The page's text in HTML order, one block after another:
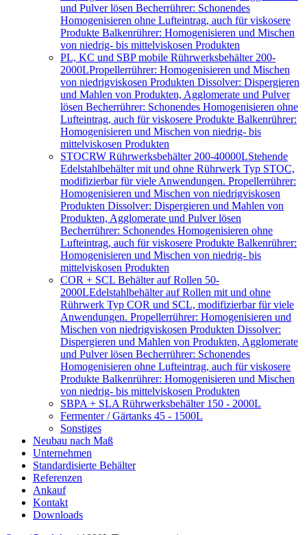
und Pulver lösen Becherrührer: Schonendes
Homogenisieren ohne Lufteintrag, auch für viskosere
Produkte Balkenrührer: Homogenisieren und Mischen
von niedrig- bis mittelviskosen Produkten
PL, KC und SBP mobile Rührwerksbehälter 200-
2000LPropellerrührer: Homogenisieren und Mischen
von niedrigviskosen Produkten Dissolver: Dispergieren
und Mahlen von Produkten, Agglomerate und Pulver
lösen Becherrührer: Schonendes Homogenisieren ohne
Lufteintrag, auch für viskosere Produkte Balkenrührer:
Homogenisieren und Mischen von niedrig- bis
mittelviskosen Produkten
STOCRW Rührwerksbehälter 200-40000LStehende
Edelstahlbehälter mit und ohne Rührwerk Typ STOC,
modifizierbar für viele Anwendungen. Propellerrührer:
Homogenisieren und Mischen von niedrigviskosen
Produkten Dissolver: Dispergieren und Mahlen von
Produkten, Agglomerate und Pulver lösen
Becherrührer: Schonendes Homogenisieren ohne
Lufteintrag, auch für viskosere Produkte Balkenrührer:
Homogenisieren und Mischen von niedrig- bis
mittelviskosen Produkten
COR + SCL Behälter auf Rollen 50-
2000LEdelstahlbehälter auf Rollen mit und ohne
Rührwerk Typ COR und SCL, modifizierbar für viele
Anwendungen. Propellerrührer: Homogenisieren und
Mischen von niedrigviskosen Produkten Dissolver:
Dispergieren und Mahlen von Produkten, Agglomerate
und Pulver lösen Becherrührer: Schonendes
Homogenisieren ohne Lufteintrag, auch für viskosere
Produkte Balkenrührer: Homogenisieren und Mischen
von niedrig- bis mittelviskosen Produkten
SBPA + SLA Rührwerksbehälter 150 - 2000L
Fermenter / Gärtanks 45 - 1500L
Sonstiges
Neubau nach Maß
Unternehmen
Standardisierte Behälter
Referenzen
Ankauf
Kontakt
Downloads